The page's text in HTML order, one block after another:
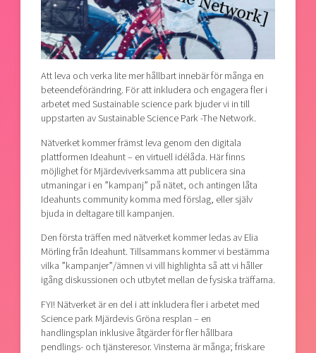
Att leva och verka lite mer hållbart innebär för många en
beteendeförändring. För att inkludera och engagera fler i
arbetet med Sustainable science park bjuder vi in till
uppstarten av Sustainable Science Park -The Network.
Nätverket kommer främst leva genom den digitala
plattformen Ideahunt – en virtuell idélåda. Här finns
möjlighet för Mjärdeviverksamma att publicera sina
utmaningar i en ”kampanj” på nätet, och antingen låta
Ideahunts community komma med förslag, eller själv
bjuda in deltagare till kampanjen.
Den första träffen med nätverket kommer ledas av Elia
Mörling från Ideahunt. Tillsammans kommer vi bestämma
vilka ”kampanjer”/ämnen vi vill highlighta så att vi håller
igång diskussionen och utbytet mellan de fysiska träffarna.
FYI! Nätverket är en del i att inkludera fler i arbetet med
Science park Mjärdevis Gröna resplan – en
handlingsplan inklusive åtgärder för fler hållbara
pendlings- och tjänsteresor. Vinsterna är många; friskare